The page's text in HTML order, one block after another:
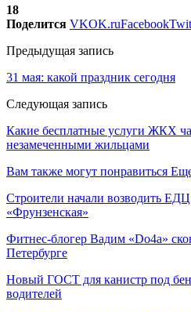
18
Поделится VKOK.ruFacebook
Предыдущая запись
31 мая: какой праздник сегодня
Следующая запись
Какие бесплатные услуги ЖКХ
незамеченными жильцами
Вам также могут понравиться
Строители начали возводить
«Фрунзенская»
Фитнес-блогер Вадим «Do4a»
Петербурге
Новый ГОСТ для канистр под
водителей